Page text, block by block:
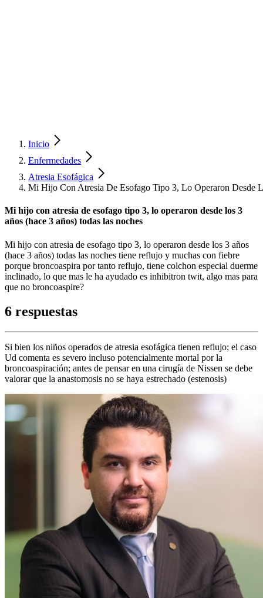
Inicio
Enfermedades
Atresia Esofágica
Mi Hijo Con Atresia De Esofago Tipo 3, Lo Operaron Desde
Mi hijo con atresia de esofago tipo 3, lo operaron desde los 3
años (hace 3 años) todas las noches
Mi hijo con atresia de esofago tipo 3, lo operaron desde los 3 años
(hace 3 años) todas las noches tiene reflujo y muchas con fiebre
porque broncoaspira por tanto reflujo, tiene colchon especial duerme
inclinado, lo que mas le ha ayudado es inhibitron twit, algo mas para
que no broncoaspire?
6 respuestas
Si bien los niños operados de atresia esofágica tienen reflujo; el caso
Ud comenta es severo incluso potencialmente mortal por la
broncoaspiración; antes de pensar en una cirugía de Nissen se debe
valorar que la anastomosis no se haya estrechado (estenosis)